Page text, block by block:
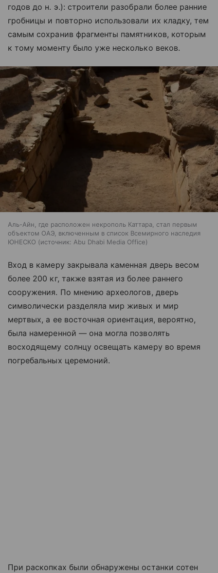
годов до н. э.): строители разобрали более ранние
гробницы и повторно использовали их кладку, тем
самым сохранив фрагменты памятников, которым
к тому моменту было уже несколько веков.
Аль-Айн, где расположен некрополь Каттара, стал первым
объектом ОАЭ, включенным в список Всемирного наследия
ЮНЕСКО
источник: Abu Dhabi Media Office
Вход в камеру закрывала каменная дверь весом
более 200 кг, также взятая из более раннего
сооружения. По мнению археологов, дверь
символически разделяла мир живых и мир
мертвых, а ее восточная ориентация, вероятно,
была намеренной — она могла позволять
восходящему солнцу освещать камеру во время
погребальных церемоний.
При раскопках были обнаружены останки сотен